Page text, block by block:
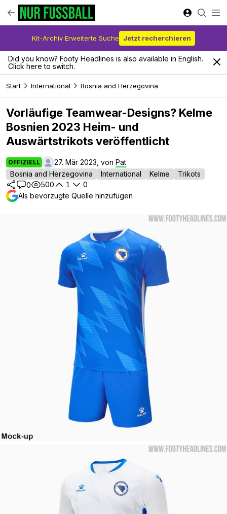
Kit-Archiv Erweiterte Suche Jetzt recherchieren
Did you know? Footy Headlines is also available in English.
Click here to switch.
Start International Bosnia and Herzegovina
Vorläufige Teamwear-Designs? Kelme
Bosnien 2023 Heim- und
Auswärtstrikots veröffentlicht
OFFIZIELL 27. Mär 2023, von Pat
Bosnia and Herzegovina
International Kelme
Trikots
0
500 1
0
Als bevorzugte Quelle hinzufügen